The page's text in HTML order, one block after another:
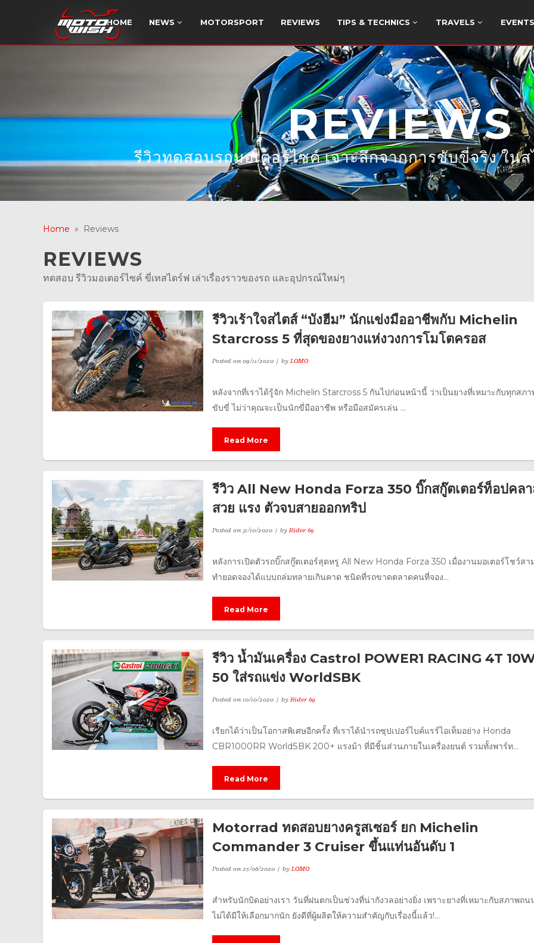
HOME NEWS MOTORSPORT REVIEWS TIPS & TECHNICS TRAVELS EVENTS
REVIEWS
รีวิวทดสอบรถมอเตอร์ไซค์ เจาะลึกจากการขับขี่จริง ใน
Home » Reviews
REVIEWS
ทดสอบ รีวิวมอเตอร์ไซค์ ขี่เทสไดร์ฟ เล่าเรื่องราวของรถ และอุปกรณ์ใหม่ๆ
รีวิวเร้าใจสไตส์ “บังฮีม” นักแข่งมืออาชีพกับ Michelin
Starcross 5 ที่สุดของยางแห่งวงการโมโตครอส
Posted on09/11/2020 byLOMO
หลังจากที่เราได้รู้จัก Michelin Starcross 5 กันไปก่อนหน้านี้ ว่าเป็นยางที่เหมาะกับทุกสภา
ขับขี่ ไม่ว่าคุณจะเป็นนักขี่มืออาชีพ หรือมือสมัครเล่น ...
Read More
รีวิว All New Honda Forza 350 บิ๊กสกู๊ตเตอร์ท็อปคล
สวย แรง ตัวจบสายออกทริป
Posted on31/10/2020 byRider 69
หลังการเปิดตัวรถบิ๊กสกู๊ตเตอร์สุดหรู All New Honda Forza 350 เมื่องานมอเตอร์โชว์สา
ทำยอดจองได้แบบถล่มทลายเกินคาด ชนิดที่รถขาดตลาดคนที่จอง...
Read More
รีวิว น้ำมันเครื่อง Castrol POWER1 RACING 4T
50 ใส่รถแข่ง WorldSBK
Posted on10/10/2020 byRider 69
เรียกได้ว่าเป็นโอกาสพิเศษอีกครั้ง ที่เราได้นำรถซุปเปอร์ไบค์แรร์ไอเท็มอย่าง Honda
CBR1000RR WorldSBK 200+ แรงม้า ที่มีชิ้นส่วนภายในเครื่องยนต์ รวมทั้งพาร์ท...
Read More
Motorrad ทดสอบยางครูสเซอร์ ยก Michelin
Commander 3 Cruiser ขึ้นแท่นอันดับ 1
Posted on25/06/2020 byLOMO
สำหรับนักบิดอย่างเรา วันที่ฝนตกเป็นช่วงที่น่ากังวลอย่างยิ่ง เพราะยางที่เหมาะกับสภาพถน
ไม่ได้มีให้เลือกมากนัก ยังดีที่ผู้ผลิตให้ความสำคัญกับเรื่องนี้แล้ว!...